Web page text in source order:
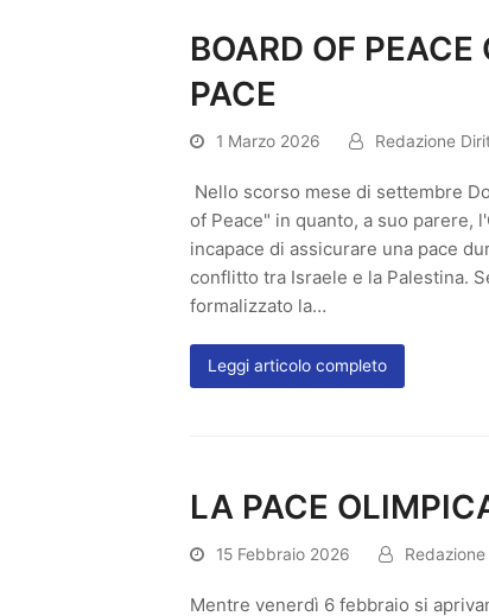
BOARD OF
PACE
1 Marzo 2026 Redazione
Nello scorso mese di settembre
of Peace" in quanto, a suo parere,
incapace di assicurare una pace
conflitto tra Israele e la Palestina.
formalizzato la…
Leggi articolo completo
LA PACE
15 Febbraio 2026
Mentre venerdì 6 febbraio si